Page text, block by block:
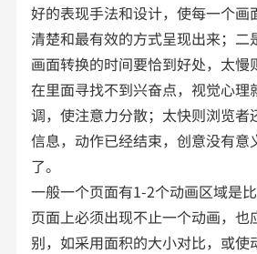
好的表现手法和设计，使每一个画
清楚和最有效的方式呈现出来；二
画面转换的时间要恰到好处，太慢
在里面寻找不到兴奋点，视觉心理
调，使注意力分散；太快则浏览者
信息，动作已经结束，创意没有意
了。
一般一个页面有1-2个动画区域是
页面上必须出现不止一个动画，也
别，如采用面积的大小对比，或使